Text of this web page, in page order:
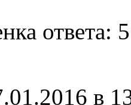
ответа:
в